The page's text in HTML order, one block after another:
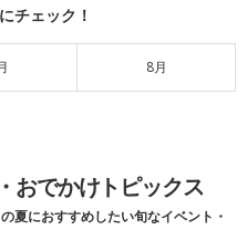
チェック！
8月
おでかけトピックス
夏におすすめしたい旬なイベント・